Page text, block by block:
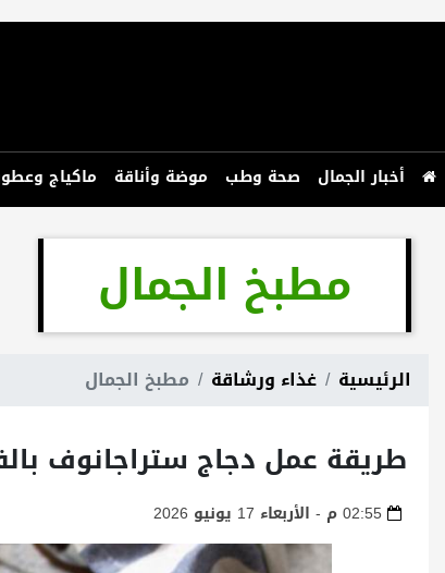
أخبار الجمال صحة وطب موضة وأناقة ماكياج
مطبخ الجمال
الرئيسية غذاء ورشاقة مطبخ الجمال
طريقة عمل دجاج ستراجانوف